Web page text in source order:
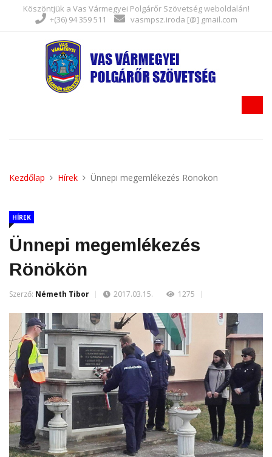
Köszöntjük a Vas Vármegyei Polgárőr Szövetség weboldalán!
+(36) 94 359 511
vasmpsz.iroda [@] gmail.com
Kezdőlap Hírek Ünnepi megemlékezés Rönökön
HÍREK
Ünnepi megemlékezés
Rönökön
Szerző: Németh Tibor 2017.03.15. 1275